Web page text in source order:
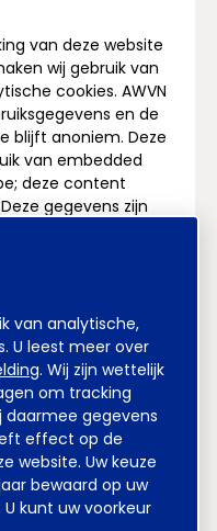
van analytische,
U leest meer over
. Wij zijn wettelijk
om tracking
daarmee gegevens
effect op de
website. Uw keuze
bewaard op uw
kunt uw voorkeur
van deze website
wij gebruik van
cookies. AWVN
en de
blijft anoniem. Deze
van embedded
deze content
gegevens zijn
van deze
maakt geen
cookies van
dat
op uw computer,
waarmee
Functionele
een goede werking
cookies
en de